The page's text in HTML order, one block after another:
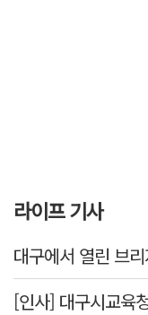
라이프 기사
대구에서 열린 브
[인사] 대구시교육